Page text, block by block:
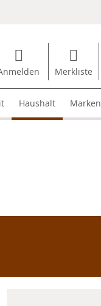
Merkliste
Haushalt Marken